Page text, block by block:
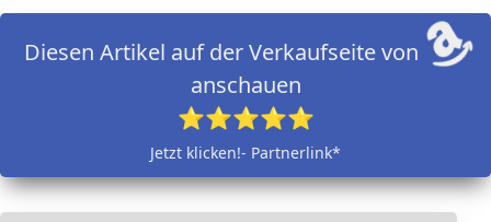
Diesen Artikel auf der Verkaufseite von
anschauen
⭐⭐⭐⭐⭐
Jetzt klicken!- Partnerlink*